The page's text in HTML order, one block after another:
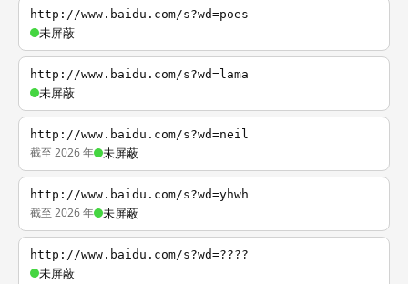
http://www.baidu.com/s?wd=poes
未屏蔽
http://www.baidu.com/s?wd=lama
未屏蔽
http://www.baidu.com/s?wd=neil
截至 2026 年 未屏蔽
http://www.baidu.com/s?wd=yhwh
截至 2026 年 未屏蔽
http://www.baidu.com/s?wd=????
未屏蔽